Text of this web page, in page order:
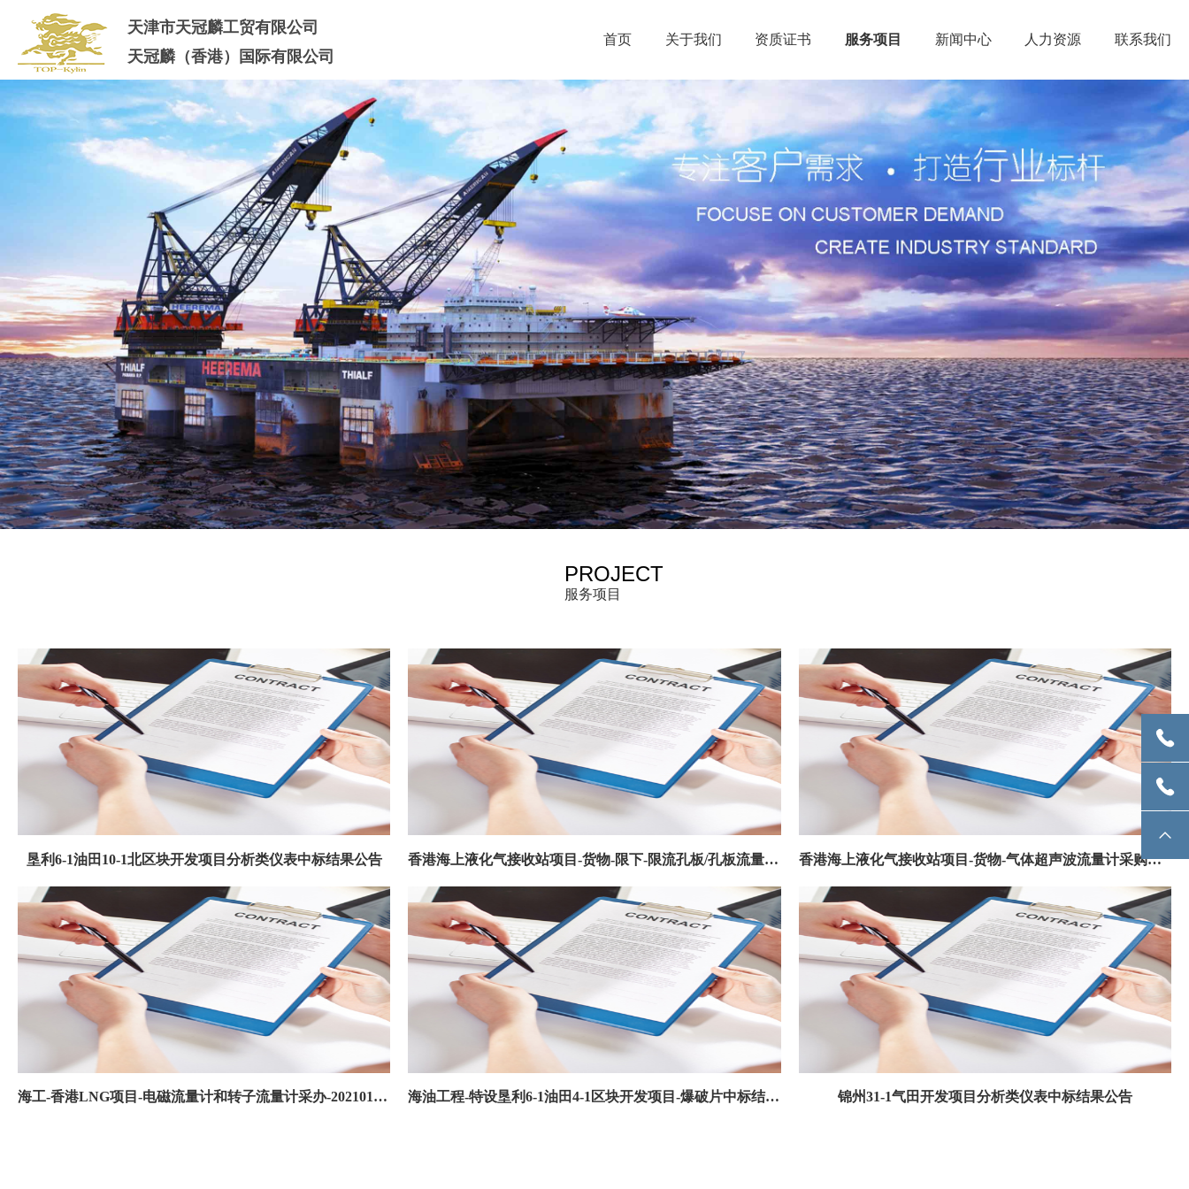
天津市天冠麟工贸有限公司
天冠麟（香港）国际有限公司
首页 关于我们 资质证书 服务项目 新闻中心 人力资源 联系我们
PROJECT
服务项目
垦利6-1油田10-1北区块开发项目分析类仪表中标结果公告 香港海上液化气接收站项目-货物-限下-限流孔板/孔板流量计中标结果公告 香港海上液化气接收站项目-货物-气体超声波流量计采购中标结果公告
海工-香港LNG项目-电磁流量计和转子流量计采办-20210126中标结果公告 海油工程-特设垦利6-1油田4-1区块开发项目-爆破片中标结果公告 锦州31-1气田开发项目分析类仪表中标结果公告